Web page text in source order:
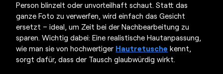
Person blinzelt oder unvorteilhaft schaut. Statt das
ganze Foto zu verwerfen, wird einfach das Gesicht
ersetzt – ideal, um Zeit bei der Nachbearbeitung zu
sparen. Wichtig dabei: Eine realistische Hautanpassung,
wie man sie von hochwertiger Hautretusche kennt,
sorgt dafür, dass der Tausch glaubwürdig wirkt.